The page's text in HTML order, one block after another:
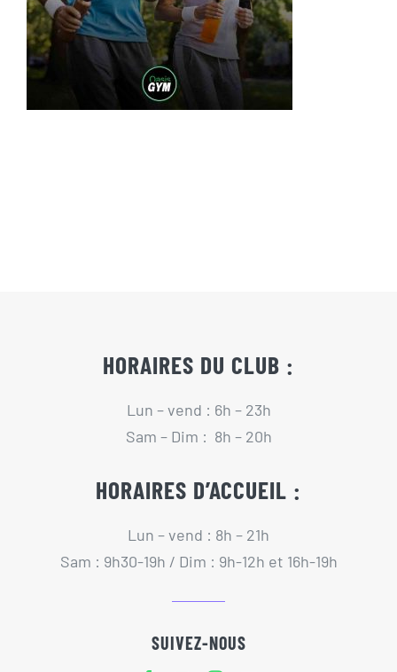
Actualités
Contact
HORAIRES DU CLUB :
Lun – vend : 6h – 23h
Sam – Dim : 8h – 20h
HORAIRES D’ACCUEIL :
Lun – vend : 8h – 21h
Sam : 9h30-19h / Dim : 9h-12h et 16h-19h
SUIVEZ-NOUS